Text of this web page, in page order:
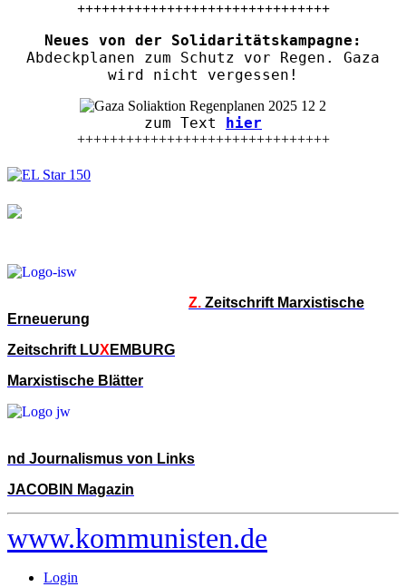
+++++++++++++++++++++++++++++++
Neues von der Solidaritätskampagne:
Abdeckplanen zum Schutz vor Regen. Gaza
wird nicht vergessen!
zum Text hier
+++++++++++++++++++++++++++++++
Z. Zeitschrift Marxistische
Erneuerung
Zeitschrift LUXEMBURG
Marxistische Blätter
nd Journalismus von Links
JACOBIN Magazin
www.kommunisten.de
Login